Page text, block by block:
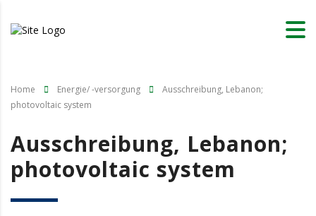
Home Energie/ -versorgung
Ausschreibung, Lebanon;
photovoltaic system
Ausschreibung, Lebanon;
photovoltaic system